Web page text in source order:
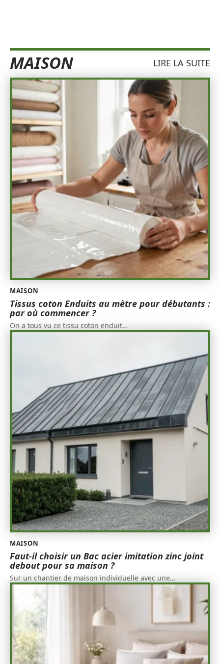
MAISON LIRE LA SUITE
MAISON
Tissus coton Enduits au mètre pour débutants :
par où commencer ?
On a tous vu ce tissu coton enduit…
MAISON
Faut-il choisir un Bac acier imitation zinc joint
debout pour sa maison ?
Sur un chantier de maison individuelle avec une…